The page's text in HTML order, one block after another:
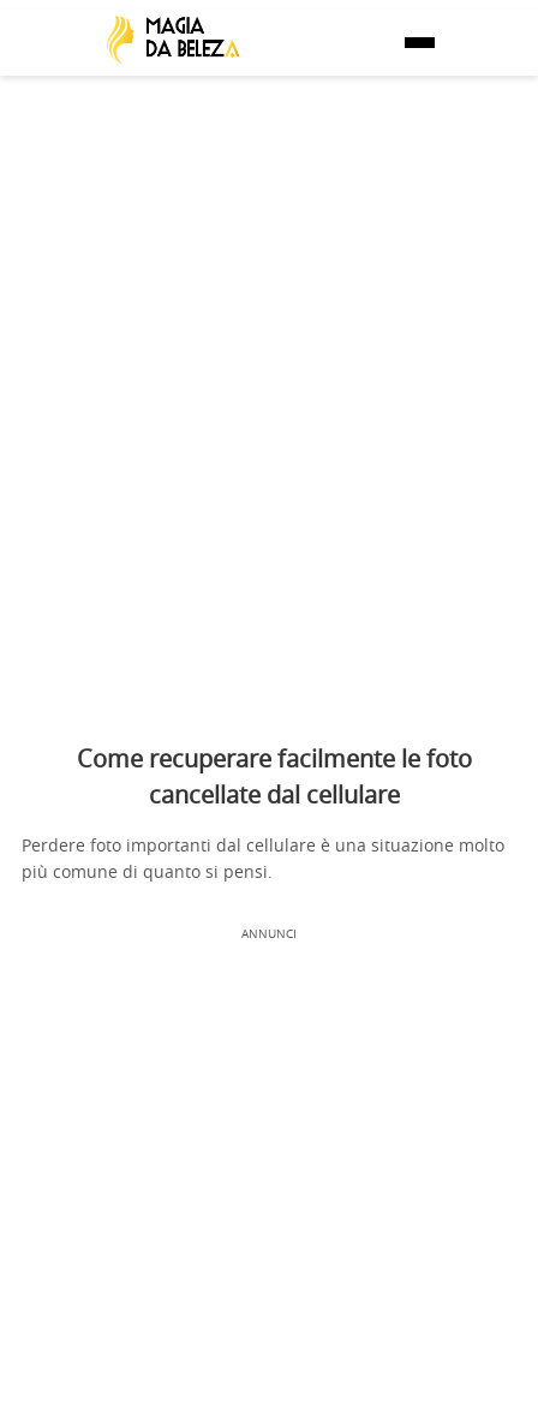
Come recuperare facilmente le foto
cancellate dal cellulare
Perdere foto importanti dal cellulare è una situazione molto
più comune di quanto si pensi.
ANNUNCI